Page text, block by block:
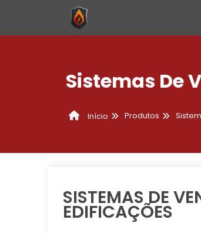
Sistemas De
Início Produtos
SISTEMAS DE
EDIFICAÇÕES